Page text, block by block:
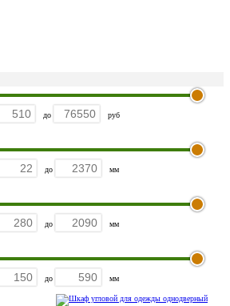
до руб
до мм
до мм
до мм